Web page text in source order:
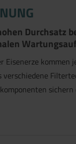
Durchsatz
Eisenerze kommen